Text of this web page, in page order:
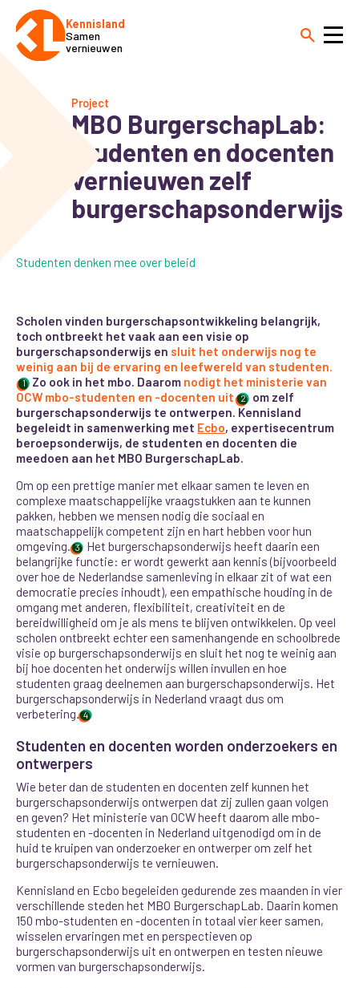
Kennisland
Samen
vernieuwen
Project
MBO BurgerschapLab:
studenten en docenten
vernieuwen zelf
burgerschapsonderwijs
Studenten denken mee over beleid
Scholen vinden burgerschapsontwikkeling belangrijk,
toch ontbreekt het vaak aan een visie op
burgerschapsonderwijs en sluit het onderwijs nog te
weinig aan bij de ervaring en leefwereld van studenten.
1 Zo ook in het mbo. Daarom nodigt het ministerie van
OCW mbo-studenten en -docenten uit
2
om zelf
burgerschapsonderwijs te ontwerpen. Kennisland
begeleidt in samenwerking met Ecbo, expertisecentrum
beroepsonderwijs, de studenten en docenten die
meedoen aan het MBO BurgerschapLab.
Om op een prettige manier met elkaar samen te leven en
complexe maatschappelijke vraagstukken aan te kunnen
pakken, hebben we mensen nodig die sociaal en
maatschappelijk competent zijn en hart hebben voor hun
omgeving. 3
Het burgerschapsonderwijs heeft daarin een
belangrijke functie: er wordt gewerkt aan kennis (bijvoorbeeld
over hoe de Nederlandse samenleving in elkaar zit of wat een
democratie precies inhoudt), een empathische houding in de
omgang met anderen, flexibiliteit, creativiteit en de
bereidwilligheid om je als mens te blijven ontwikkelen. Op veel
scholen ontbreekt echter een samenhangende en schoolbrede
visie op burgerschapsonderwijs en sluit het nog te weinig aan
bij hoe docenten het onderwijs willen invullen en hoe
studenten graag deelnemen aan burgerschapsonderwijs. Het
burgerschapsonderwijs in Nederland vraagt dus om
verbetering. 4
Studenten en docenten worden onderzoekers en
ontwerpers
Wie beter dan de studenten en docenten zelf kunnen het
burgerschapsonderwijs ontwerpen dat zij zullen gaan volgen
en geven? Het ministerie van OCW heeft daarom alle mbo-
studenten en -docenten in Nederland uitgenodigd om in de
huid te kruipen van onderzoeker en ontwerper om zelf het
burgerschapsonderwijs te vernieuwen.
Kennisland en Ecbo begeleiden gedurende zes maanden in vier
verschillende steden het MBO BurgerschapLab. Daarin komen
150 mbo-studenten en -docenten in totaal vier keer samen,
wisselen ervaringen met en perspectieven op
burgerschapsonderwijs uit en ontwerpen en testen nieuwe
vormen van burgerschapsonderwijs.